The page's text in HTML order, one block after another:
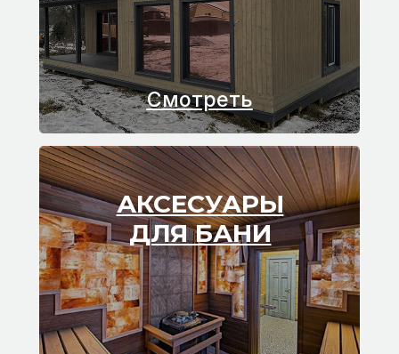
АКСЕСУАРЫ
ДЛЯ БАНИ
Смотреть